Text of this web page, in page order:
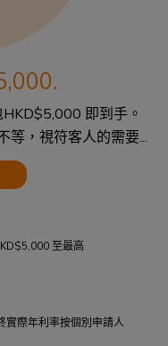
即到手。
等，視符客人的需要...
至最高
實際年利率按個別申請人